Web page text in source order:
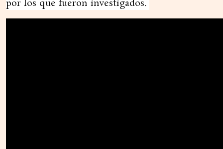
por los que fueron investigados.